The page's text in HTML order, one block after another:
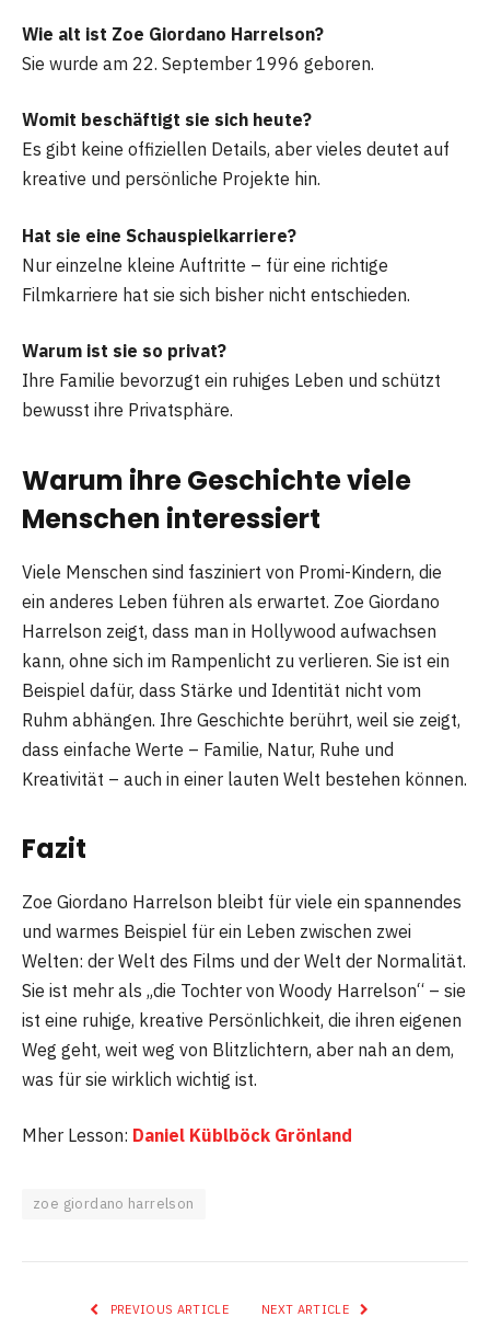
Wie alt ist Zoe Giordano Harrelson?
Sie wurde am 22. September 1996 geboren.
Womit beschäftigt sie sich heute?
Es gibt keine offiziellen Details, aber vieles deutet auf
kreative und persönliche Projekte hin.
Hat sie eine Schauspielkarriere?
Nur einzelne kleine Auftritte – für eine richtige
Filmkarriere hat sie sich bisher nicht entschieden.
Warum ist sie so privat?
Ihre Familie bevorzugt ein ruhiges Leben und schützt
bewusst ihre Privatsphäre.
Warum ihre Geschichte viele
Menschen interessiert
Viele Menschen sind fasziniert von Promi-Kindern, die
ein anderes Leben führen als erwartet. Zoe Giordano
Harrelson zeigt, dass man in Hollywood aufwachsen
kann, ohne sich im Rampenlicht zu verlieren. Sie ist ein
Beispiel dafür, dass Stärke und Identität nicht vom
Ruhm abhängen. Ihre Geschichte berührt, weil sie zeigt,
dass einfache Werte – Familie, Natur, Ruhe und
Kreativität – auch in einer lauten Welt bestehen können.
Fazit
Zoe Giordano Harrelson bleibt für viele ein spannendes
und warmes Beispiel für ein Leben zwischen zwei
Welten: der Welt des Films und der Welt der Normalität.
Sie ist mehr als „die Tochter von Woody Harrelson“ – sie
ist eine ruhige, kreative Persönlichkeit, die ihren eigenen
Weg geht, weit weg von Blitzlichtern, aber nah an dem,
was für sie wirklich wichtig ist.
Mher Lesson: Daniel Küblböck Grönland
zoe giordano harrelson
PREVIOUS ARTICLE NEXT ARTICLE